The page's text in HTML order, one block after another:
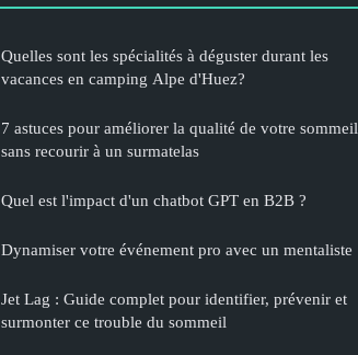
Quelles sont les spécialités à déguster durant les
vacances en camping Alpe d'Huez?
7 astuces pour améliorer la qualité de votre sommeil
sans recourir à un surmatelas
Quel est l'impact d'un chatbot GPT en B2B ?
Dynamiser votre événement pro avec un mentaliste
Jet Lag : Guide complet pour identifier, prévenir et
surmonter ce trouble du sommeil